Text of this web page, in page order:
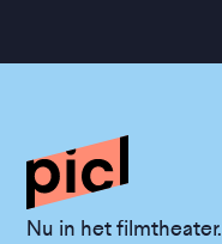
Nu in het filmtheater.